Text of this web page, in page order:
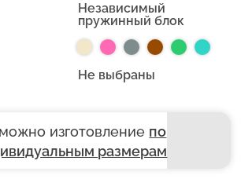
Независимый
пружинный блок
Не выбраны
изготовление по
размерам